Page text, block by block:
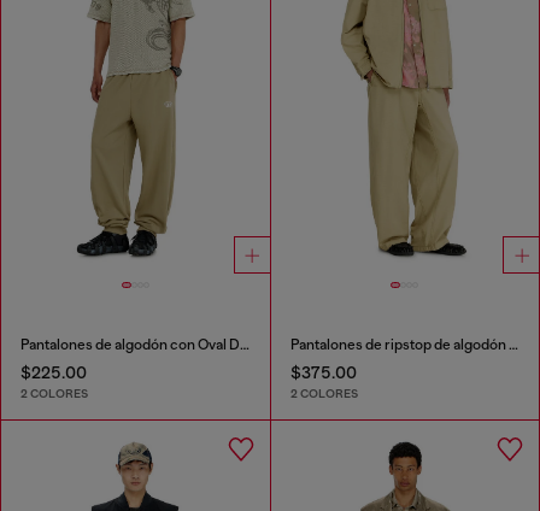
Pantalones de algodón con Oval D metálico
$225.00
2 COLORES
Pantalones de ripstop de algodón con hebillas laterales
$375.00
2 COLORES